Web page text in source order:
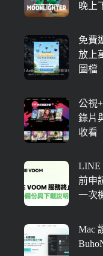
晚上
免費
放上
圖檔
公視
錄片
收看
LINE
前申
一次
Mac